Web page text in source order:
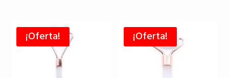
19,50 €.
era:
39,00 €.
¡Oferta! ¡Oferta!